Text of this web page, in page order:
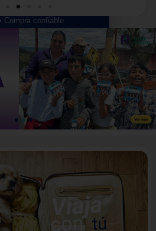
Ltda • Transporte
Compra confiable